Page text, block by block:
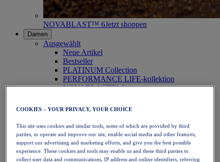
NOVABLAST™ 6Jetzt shoppen
Damen
Ausgewählt
Neue Artikel
Bestseller
PLATINUM Collection
PERFORMANCE LIFE-kollektion
NOVABLAST™ 6
Laufen
Trailrunning
Tennis
Volleyball
Handball
Padel
Korbball
COOKIES – YOUR PRIVACY, YOUR CHOICE
This site uses cookies and similar tools, some of which are provided by third
parties, to operate and improve our site, enable social media and other features,
support our advertising and marketing efforts, and give you the best possible
experience. These cookies and tools may enable us and these third parties to
collect user data and communications, IP address and online identifiers, referring